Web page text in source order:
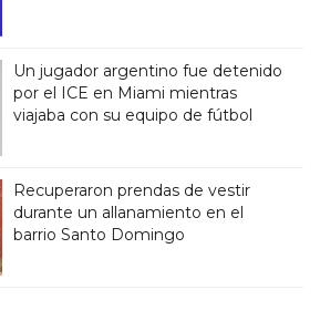
Un jugador argentino fue detenido
por el ICE en Miami mientras
viajaba con su equipo de fútbol
Recuperaron prendas de vestir
durante un allanamiento en el
barrio Santo Domingo